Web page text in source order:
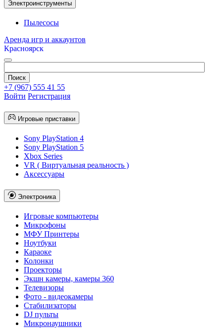
Электроинструменты
Пылесосы
Аренда игр и аккаунтов
Красноярск
+7 (967) 555 41 55
Войти Регистрация
Игровые приставки
Sony PlayStation 4
Sony PlayStation 5
Xbox Series
VR ( Виртуальная реальность )
Аксессуары
Электроника
Игровые компьютеры
Микрофоны
МФУ Принтеры
Ноутбуки
Караоке
Колонки
Проекторы
Экшн камеры, камеры 360
Телевизоры
Фото - видеокамеры
Стабилизаторы
DJ пульты
Микронаушники